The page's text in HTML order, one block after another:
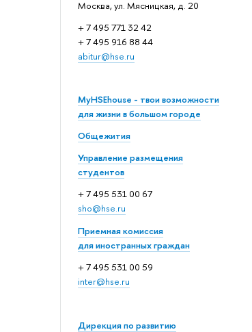
Москва, ул. Мясницкая, д. 20
+ 7 495 771 32 42
+ 7 495 916 88 44
abitur@hse.ru
MyHSEhouse - твои возможности
для жизни в большом городе
Общежития
Управление размещения
студентов
+ 7 495 531 00 67
sho@hse.ru
Приемная комиссия
для иностранных граждан
+ 7 495 531 00 59
inter@hse.ru
Дирекция по развитию